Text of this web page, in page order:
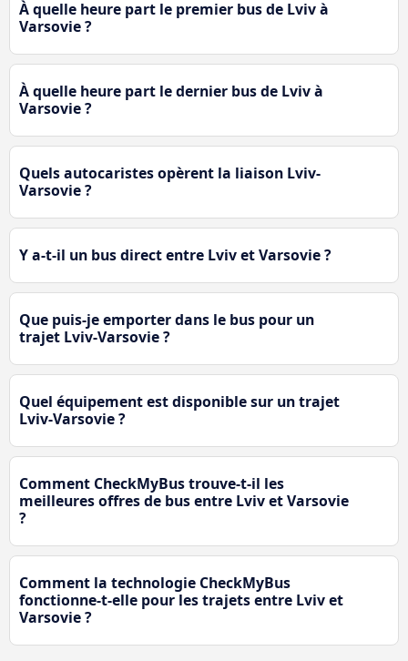
À quelle heure part le premier bus de Lviv à
Varsovie ?
À quelle heure part le dernier bus de Lviv à
Varsovie ?
Quels autocaristes opèrent la liaison Lviv-
Varsovie ?
Y a-t-il un bus direct entre Lviv et Varsovie ?
Que puis-je emporter dans le bus pour un
trajet Lviv-Varsovie ?
Quel équipement est disponible sur un trajet
Lviv-Varsovie ?
Comment CheckMyBus trouve-t-il les
meilleures offres de bus entre Lviv et Varsovie
?
Comment la technologie CheckMyBus
fonctionne-t-elle pour les trajets entre Lviv et
Varsovie ?